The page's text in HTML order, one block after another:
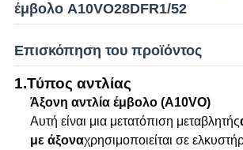
έμβολο A10VO28DFR1/52
Επισκόπηση του προϊόντος
1.Τύπος αντλίας
Άξονη αντλία έμβολο (A10VO)
Αυτή είναι μια μετατόπιση μεταβλητής
με άξοναχρησιμοποιείται σε